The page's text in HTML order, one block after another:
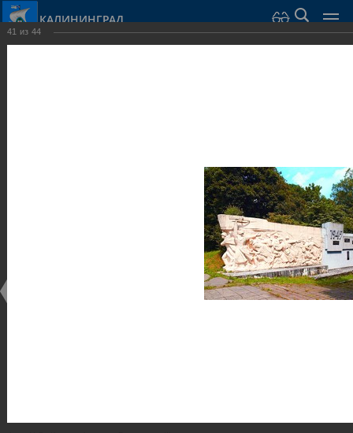
КАЛИНИНГРАД
41 из 44